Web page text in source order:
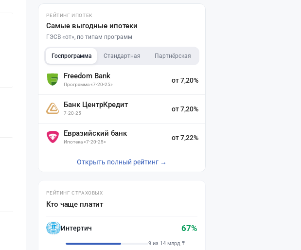
РЕЙТИНГ ИПОТЕК
Самые выгодные ипотеки
ГЭСВ «от», по типам программ
Госпрограмма Стандартная Партнёрская
Freedom Bank
Программа «7-20-25»
от 7,20%
Банк ЦентрКредит
7-20-25
от 7,20%
Евразийский банк
Ипотека «7-20-25»
от 7,22%
Открыть полный рейтинг →
РЕЙТИНГ СТРАХОВЫХ
Кто чаще платит
Интертич 67%
9 из 14 млрд ₸